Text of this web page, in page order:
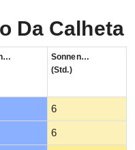
Da Calheta
Niederschlag
Sonnenstunden
(Std.)
6
6